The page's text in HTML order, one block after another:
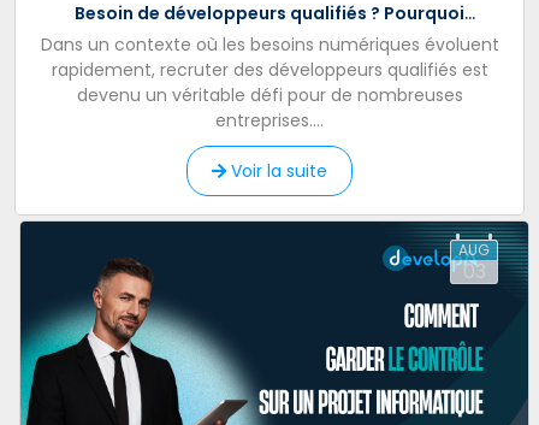
Besoin de développeurs qualifiés ? Pourquoi
l’externalisation peut accélérer votre projet
Dans un contexte où les besoins numériques évoluent
rapidement, recruter des développeurs qualifiés est
devenu un véritable défi pour de nombreuses
entreprises....
Voir la suite
AUG
03